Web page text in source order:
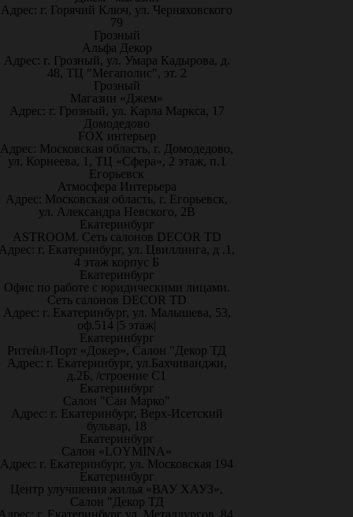
Адрес: г. Горячий Ключ, ул. Черняховского
79
Грозный
Альфа Декор
Адрес: г. Грозный, ул. Умара Кадырова, д.
48, ТЦ "Мегаполис", эт. 2
Грозный
Магазин «Джем»
Адрес: г. Грозный, ул. Карла Маркса, 17
Домодедово
FOX интерьер
Адрес: Московская область, г. Домодедово,
ул. Корнеева, 1, ТЦ «Сфера», 2 этаж, п.1
Егорьевск
Атмосфера Интерьера
Адрес: Московская область, г. Егорьевск,
ул. Александра Невского, 2В
Екатеринбург
ASTROOM. Сеть салонов DECOR TD
г. Екатеринбург, ул. Цвиллинга, д .1,
4 этаж корпус Б
Екатеринбург
Офис по работе с юридическими лицами.
Сеть салонов DECOR TD
Адрес: г. Екатеринбург, ул. Малышева, 53,
оф.514 |5 этаж|
Екатеринбург
Ритейл-Порт «Докер», Салон "Декор ТД
Адрес: г. Екатеринбург, ул.Бахчиванджи,
д.2Б, /строение С1
Екатеринбург
Салон "Сан Марко"
Адрес: г. Екатеринбург, Верх-Исетский
бульвар, 18
Екатеринбург
Салон «LOYMINA»
Адрес: г. Екатеринбург, ул. Московская 194
Екатеринбург
Центр улучшения жилья «ВАУ ХАУЗ»,
Салон "Декор ТД
г. Екатеринбург ул. Металлургов, 84,